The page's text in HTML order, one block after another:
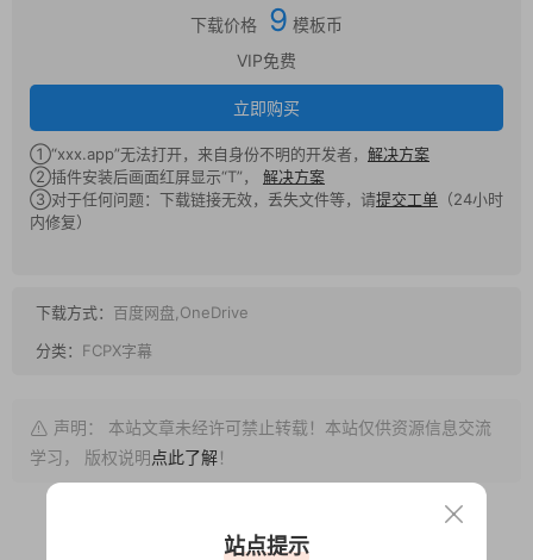
下载价格 9 模板币
VIP免费
立即购买
①“xxx.app”无法打开，来自身份不明的开发者， 解决方案
②插件安装后画面红屏显示“T”， 解决方案
③对于任何问题：下载链接无效，丢失文件等，请提交工单 （24小时
内修复）
下载方式： 百度网盘,OneDrive
分类： FCPX字幕
声明： 本站文章未经许可禁止转载！本站仅供资源信息交流
学习， 版权说明点此了解！
站点提示